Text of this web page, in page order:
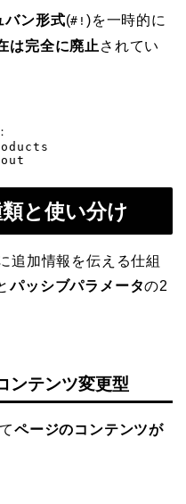
バン形式(#! )を一時的に
は完全に廃止 されてい
と使い分け
追加情報を伝える仕組
パッシブパラメータの2
ンテンツ変更型
ページのコンテンツが